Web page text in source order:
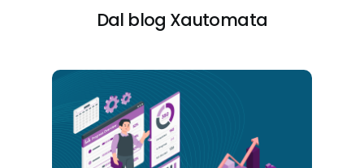
Dal blog Xautomata